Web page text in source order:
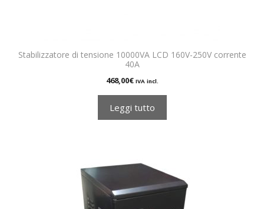
Stabilizzatore di tensione 10000VA LCD 160V-250V corrente
40A
468,00€ IVA incl.
Leggi tutto